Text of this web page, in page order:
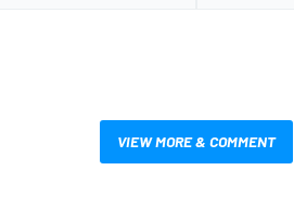
VIEW MORE & COMMENT